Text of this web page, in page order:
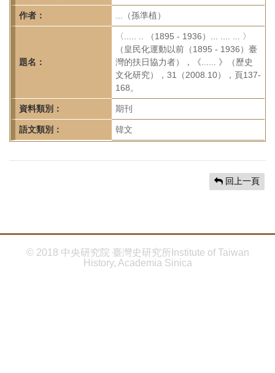
研
究
首
頁
作者： ...（孫準植）
題名：
〈..... .. （1895 - 1936）... .... ... 〉
（皇民化運動以前（1895 - 1936）臺
灣的扶日協力者），《...... 》（歷史
文化研究），31（2008.10），頁137-
168。
資料類別： 期刊
語文類別： 韓文
回上一頁
© 2018 中央研究院 臺灣史研究所Institute of Taiwan
History, Academia Sinica